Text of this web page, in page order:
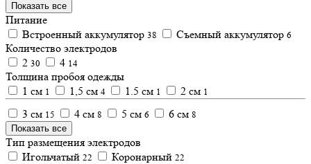
Показать все
Питание
Встроенный аккумулятор 38 Съемный аккумулятор 6
Количество электродов
2 30 4 14
Толщина пробоя одежды
1 см 1 1,5 см 4 1.5 см 1 2 см 1
3 см 15 4 см 8 5 см 6 6 см 8
Показать все
Тип размещения электродов
Игольчатый 22 Коронарный 22